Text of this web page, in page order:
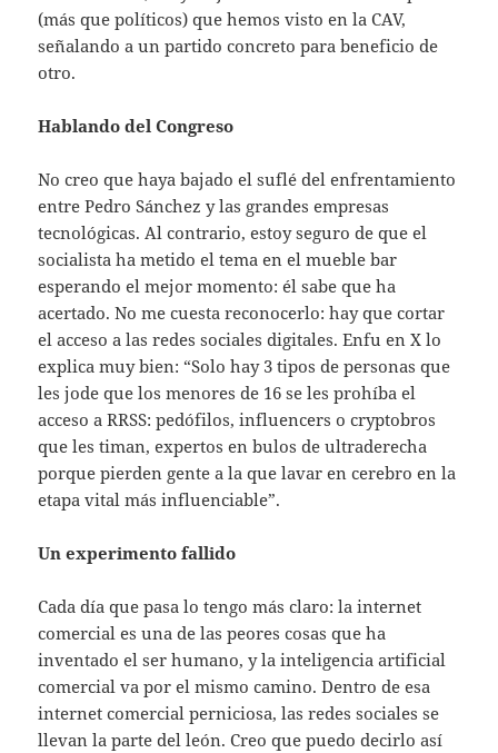
(más que políticos) que hemos visto en la CAV,
señalando a un partido concreto para beneficio de
otro.
Hablando del Congreso
No creo que haya bajado el suflé del enfrentamiento
entre Pedro Sánchez y las grandes empresas
tecnológicas. Al contrario, estoy seguro de que el
socialista ha metido el tema en el mueble bar
esperando el mejor momento: él sabe que ha
acertado. No me cuesta reconocerlo: hay que cortar
el acceso a las redes sociales digitales. Enfu en X lo
explica muy bien: “Solo hay 3 tipos de personas que
les jode que los menores de 16 se les prohíba el
acceso a RRSS: pedófilos, influencers o cryptobros
que les timan, expertos en bulos de ultraderecha
porque pierden gente a la que lavar en cerebro en la
etapa vital más influenciable”.
Un experimento fallido
Cada día que pasa lo tengo más claro: la internet
comercial es una de las peores cosas que ha
inventado el ser humano, y la inteligencia artificial
comercial va por el mismo camino. Dentro de esa
internet comercial perniciosa, las redes sociales se
llevan la parte del león. Creo que puedo decirlo así